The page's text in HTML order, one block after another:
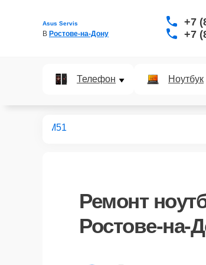
Asus Servis
В Ростове-на-Дону
+7
+7
Телефон Ноутбук
M51
Ремонт
Ростове-на-